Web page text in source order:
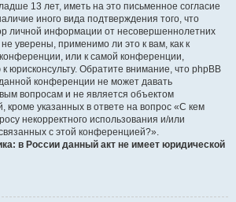
13 лет, иметь на это письменное согласие
иного вида подтверждения того, что
личной информации от несовершеннолетних
уверены, применимо ли это к вам, как к
или к самой конференции,
юрисконсульту. Обратите внимание, что phpBB
конференции не может давать
вопросам и не является объектом
кроме указанных в ответе на вопрос «С кем
некорректного использования и/или
с этой конференцией?».
в России данный акт не имеет юридической